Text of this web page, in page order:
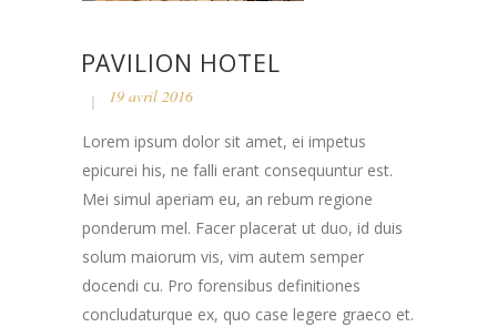
PAVILION HOTEL
19 avril 2016
Lorem ipsum dolor sit amet, ei impetus
epicurei his, ne falli erant consequuntur est.
Mei simul aperiam eu, an rebum regione
ponderum mel. Facer placerat ut duo, id duis
solum maiorum vis, vim autem semper
docendi cu. Pro forensibus definitiones
concludaturque ex, quo case legere graeco et.